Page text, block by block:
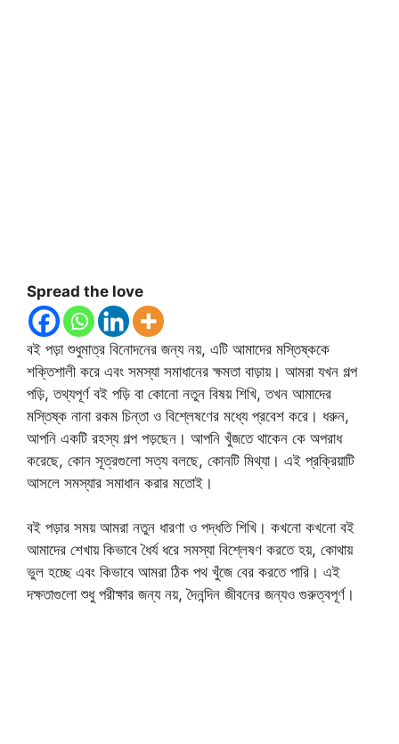
Spread the love
বই পড়া শুধুমাত্র বিনোদনের জন্য নয়, এটি আমাদের মস্তিষ্ককে
শক্তিশালী করে এবং সমস্যা সমাধানের ক্ষমতা বাড়ায়। আমরা যখন গল্প
পড়ি, তথ্যপূর্ণ বই পড়ি বা কোনো নতুন বিষয় শিখি, তখন আমাদের
মস্তিষ্ক নানা রকম চিন্তা ও বিশ্লেষণের মধ্যে প্রবেশ করে। ধরুন,
আপনি একটি রহস্য গল্প পড়ছেন। আপনি খুঁজতে থাকেন কে অপরাধ
করেছে, কোন সূত্রগুলো সত্য বলছে, কোনটি মিথ্যা। এই প্রক্রিয়াটি
আসলে সমস্যার সমাধান করার মতোই।
বই পড়ার সময় আমরা নতুন ধারণা ও পদ্ধতি শিখি। কখনো কখনো বই
আমাদের শেখায় কিভাবে ধৈর্য ধরে সমস্যা বিশ্লেষণ করতে হয়, কোথায়
ভুল হচ্ছে এবং কিভাবে আমরা ঠিক পথ খুঁজে বের করতে পারি। এই
দক্ষতাগুলো শুধু পরীক্ষার জন্য নয়, দৈনন্দিন জীবনের জন্যও গুরুত্বপূর্ণ।